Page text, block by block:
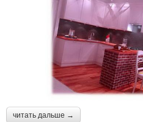
читать дальше →